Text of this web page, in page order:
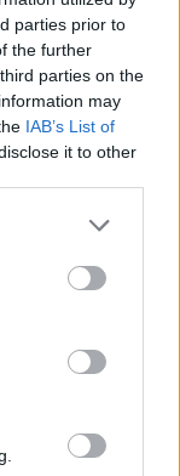
parties prior to
the further
parties on the
may
IAB’s List of
it to other
zdi